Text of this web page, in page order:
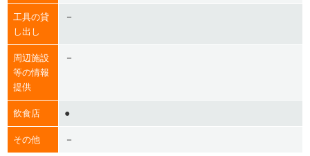
工具の貸
し出し
－
周辺施設
等の情報
提供
－
飲食店 ●
その他 －